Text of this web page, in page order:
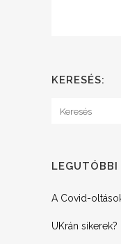
KERESÉS:
LEGUTÓBBI
A Covid-
UKrán sikerek?